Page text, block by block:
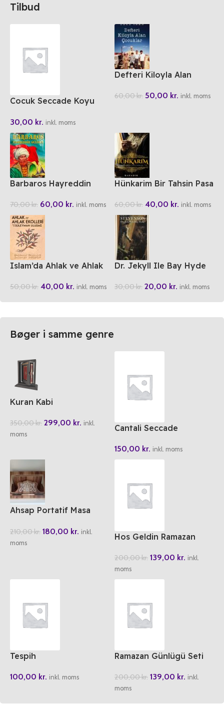
Tilbud
Cocuk Seccade Koyu
30,00 kr. inkl. moms
Defteri Kiloyla Alan
60,00kr. 50,00 kr. inkl. moms
Barbaros Hayreddin
70,00kr. 60,00 kr. inkl. moms
Hünkarim Bir Tahsin Pasa
60,00kr. 40,00 kr. inkl. moms
Islam’da Ahlak ve Ahlak
50,00kr. 40,00 kr. inkl. moms
Dr. Jekyll Ile Bay Hyde
30,00kr. 20,00 kr. inkl. moms
Bøger i samme genre
Kuran Kabi
350,00kr. 299,00 kr. inkl.
moms
Cantali Seccade
150,00 kr. inkl. moms
Ahsap Portatif Masa
210,00kr. 180,00 kr. inkl.
moms
Hos Geldin Ramazan
200,00kr. 139,00 kr. inkl.
moms
Tespih
100,00 kr. inkl. moms
Ramazan Günlügü Seti
200,00kr. 139,00 kr. inkl.
moms